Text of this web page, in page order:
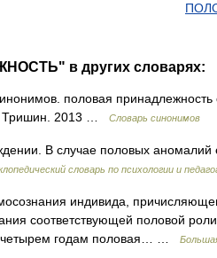
в других словарях:
половая принадлежность
Тришин. 2013 …
Словарь синонимов
В случае половых аномалий
словарь по психологии и
индивида,
соответствующей половой
годам половая… …